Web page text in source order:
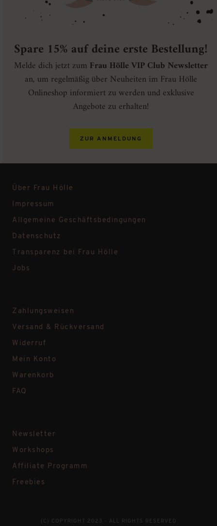
Spare 15% auf deine erste Bestellung!
Melde dich jetzt zum Frau Hölle VIP Club Newsletter
an, um regelmäßig über Neuheiten im Frau Hölle
Onlineshop informiert zu werden und exklusive
Angebote zu erhalten!
ZUR ANMELDUNG
Über Frau Hölle
Impressum
Allgemeine Geschäftsbedingungen
Datenschutz
Transparenz bei Frau Hölle
Jobs
Zahlungsweisen
Versand & Rückversand
Widerruf
Mein Konto
Warenkorb
FAQ
Newsletter
Workshops
Affiliate Programm
Freebies
(C) COPYRIGHT 2023 - ALL RIGHTS RESERVED